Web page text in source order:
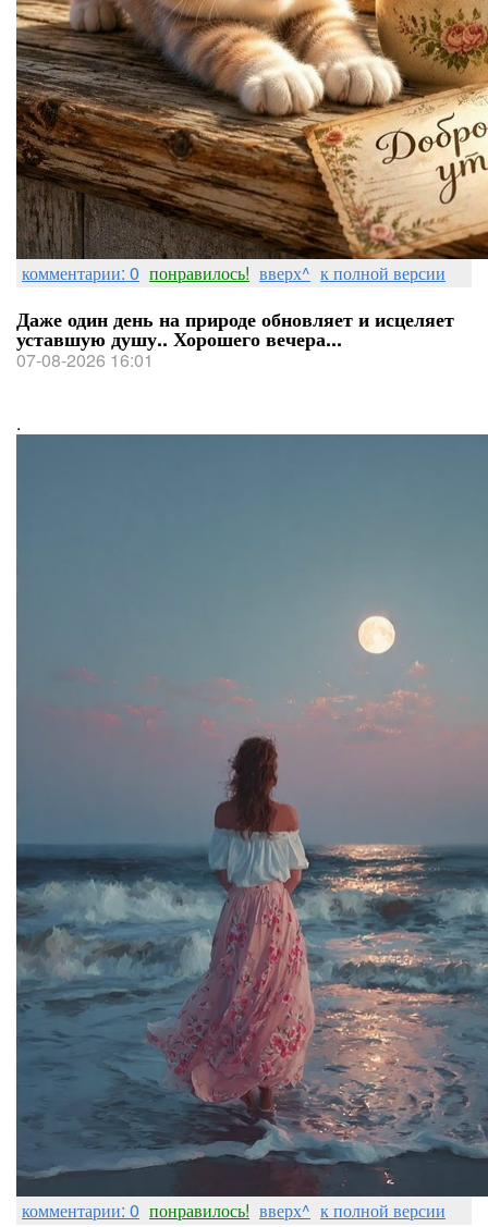
комментарии: 0 понравилось! вверх^ к полной версии
Даже один день на природе обновляет и исцеляет
уставшую душу.. Хорошего вечера...
07-08-2026 16:01
.
комментарии: 0 понравилось! вверх^ к полной версии